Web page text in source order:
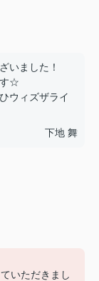
いました！
す☆
ウィズザライ
下地 舞
いただきまし